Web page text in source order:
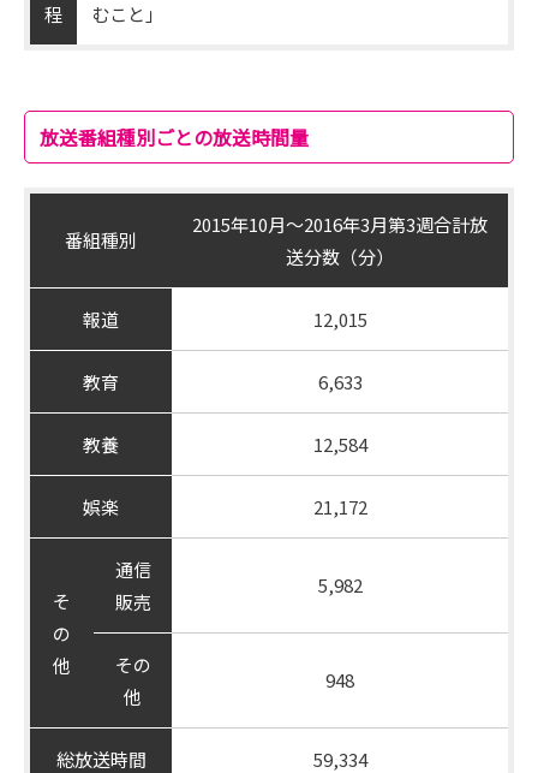
程
むこと」
放送番組種別ごとの放送時間量
番組種別
2015年10月～2016年3月第3週合計放
送分数（分）
報道 12,015
教育 6,633
教養 12,584
娯楽 21,172
そ
の
他
通信
販売
5,982
その
他
948
総放送時間 59,334